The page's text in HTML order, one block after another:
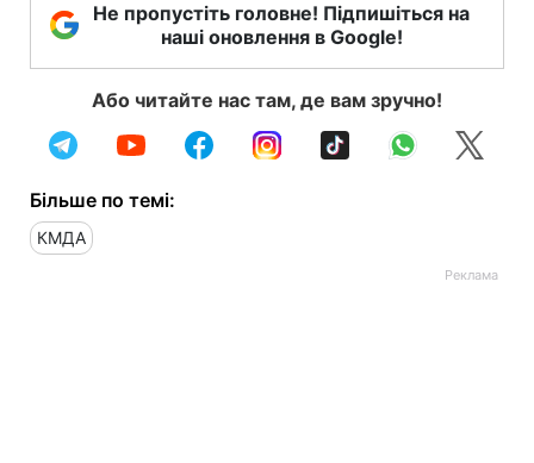
Не пропустіть головне! Підпишіться на
наші оновлення в Google!
Або читайте нас там, де вам зручно!
Більше по темі:
КМДА